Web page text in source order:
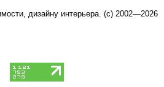
дизайну интерьера. (c) 2002—2026